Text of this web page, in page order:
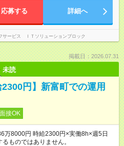
応募する 詳細へ
サービス ＩＴソリューションブロック
掲載日：2026.07.31
未読
円】新富町での運用
接OK
8000円 時給2300円×実働8h×週5日
ものではありません。